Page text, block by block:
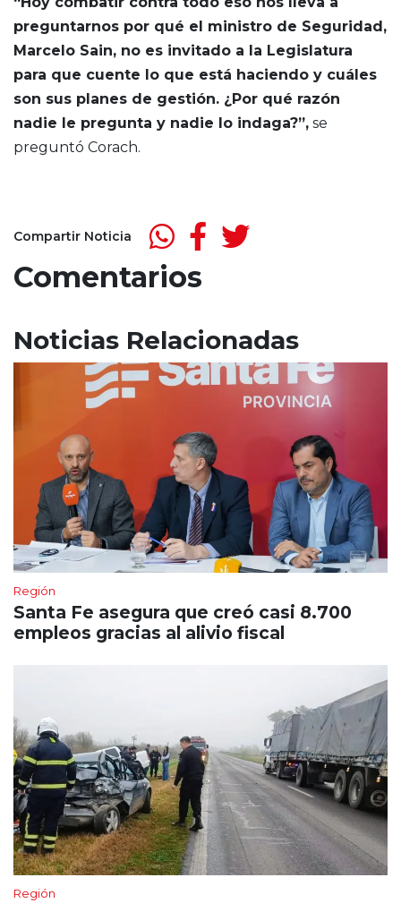
preguntarnos por qué el ministro de Seguridad,
Marcelo Sain, no es invitado a la Legislatura
para que cuente lo que está haciendo y cuáles
son sus planes de gestión. ¿Por qué razón
nadie le pregunta y nadie lo indaga?”, se
preguntó Corach.
Compartir Noticia
Comentarios
Noticias Relacionadas
Región
Santa Fe asegura que creó casi 8.700
empleos gracias al alivio fiscal
Región